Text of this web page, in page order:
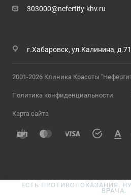
303000@nefertity-khv.ru
г.Хабаровск, ул.Калинина,
2001-2026 Клиника Красоты
Политика конфиденциальности
Карта сайта
ЕСТЬ ПРОТИВОПОКАЗАНИЯ.
ВРАЧА.